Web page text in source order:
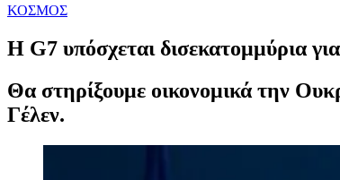
ΚΟΣΜΟΣ
Η G7 υπόσχεται δισεκατομμύρια
Θα στηρίξουμε οικονομικά την
Γέλεν.